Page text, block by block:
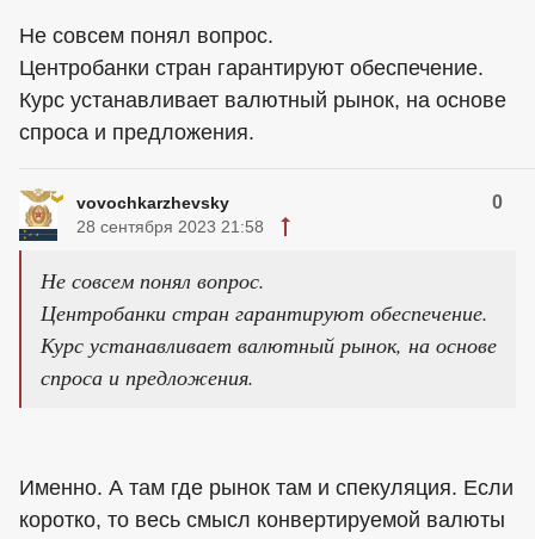
Не совсем понял вопрос.
Центробанки стран гарантируют обеспечение.
Курс устанавливает валютный рынок, на основе
спроса и предложения.
vovochkarzhevsky 0
28 сентября 2023 21:58
Не совсем понял вопрос.
Центробанки стран гарантируют обеспечение.
Курс устанавливает валютный рынок, на основе
спроса и предложения.
Именно. А там где рынок там и спекуляция. Если
коротко, то весь смысл конвертируемой валюты